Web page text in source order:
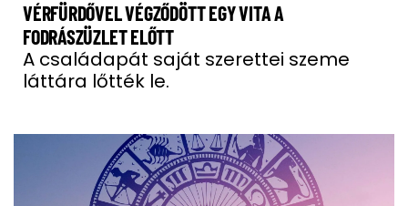
VÉRFÜRDŐVEL VÉGZŐDÖTT EGY VITA A
FODRÁSZÜZLET ELŐTT
A családapát saját szerettei szeme
láttára lőtték le.